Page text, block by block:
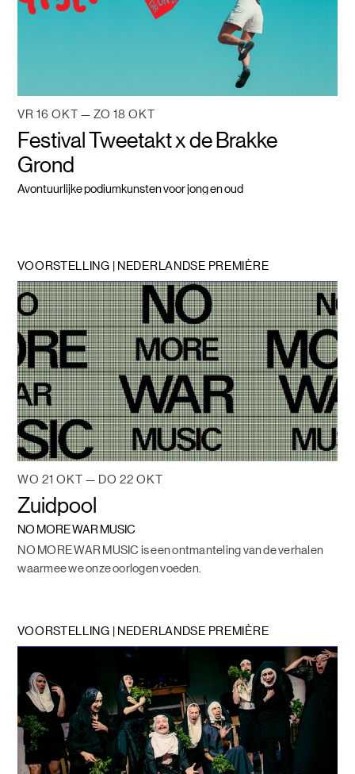
VR 16 OKT — ZO 18 OKT
Festival Tweetakt x de Brakke
Grond
Avontuurlijke podiumkunsten voor jong en oud
VOORSTELLING | NEDERLANDSE PREMIÈRE
WO 21 OKT — DO 22 OKT
Zuidpool
NO MORE WAR MUSIC
NO MORE WAR MUSIC is een ontmanteling van de verhalen
waarmee we onze oorlogen voeden.
VOORSTELLING | NEDERLANDSE PREMIÈRE